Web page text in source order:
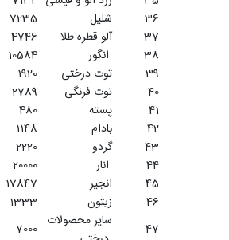
7235 شلیل
36
4746 آلو قطره طلا
37
10584
38
1920 توت درختی
39
2789 توت فرنگی
40
480 پسته
41
1148 بادام
42
2220 گردو
43
20000
44
17847 انجیر
45
1333 زیتون
46
7000 سایر محصولات
47